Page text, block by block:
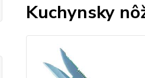
Kuchynsky